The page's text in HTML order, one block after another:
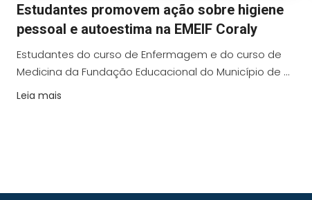
Estudantes promovem ação sobre higiene
pessoal e autoestima na EMEIF Coraly
Estudantes do curso de Enfermagem e do curso de
Medicina da Fundação Educacional do Município de ...
Leia mais